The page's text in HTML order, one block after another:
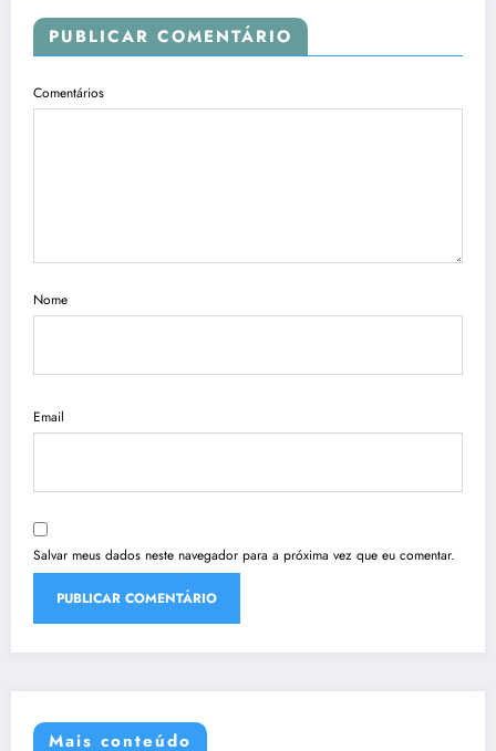
PUBLICAR COMENTÁRIO
Comentários
Nome
Email
Salvar meus dados neste navegador para a próxima vez que eu comentar.
Mais conteúdo